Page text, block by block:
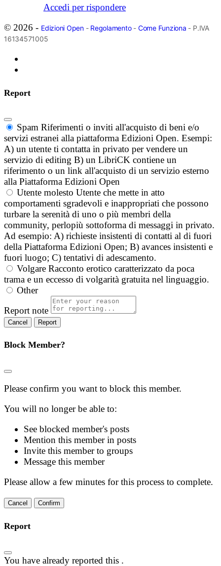
Accedi per rispondere
© 2026 - Edizioni Open- Regolamento- Come Funziona - P.IVA
16134571005
Report
Spam Riferimenti o inviti all'acquisto di beni e/o
servizi estranei alla piattaforma Edizioni Open. Esempi:
A) un utente ti contatta in privato per vendere un
servizio di editing B) un LibriCK contiene un
riferimento o un link all'acquisto di un servizio esterno
alla Piattaforma Edizioni Open
Utente molesto Utente che mette in atto
comportamenti sgradevoli e inappropriati che possono
turbare la serenità di uno o più membri della
community, perlopiù sottoforma di messaggi in privato.
Ad esempio: A) richieste insistenti di contatti al di fuori
della Piattaforma Edizioni Open; B) avances insistenti e
fuori luogo; C) tentativi di adescamento.
Volgare Racconto erotico caratterizzato da poca
trama e un eccesso di volgarità gratuita nel linguaggio.
Other
Report note
Report
Block Member?
Please confirm you want to block this member.
You will no longer be able to:
See blocked member's posts
Mention this member in posts
Invite this member to groups
Message this member
Please allow a few minutes for this process to complete.
Confirm
Report
You have already reported this .